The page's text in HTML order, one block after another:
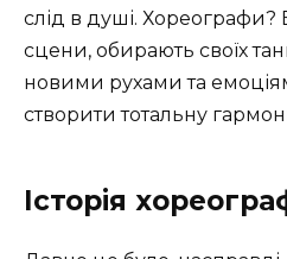
слід в душі. Хореографи?
сцени, обирають своїх
новими рухами та
створити тотальну
Історія